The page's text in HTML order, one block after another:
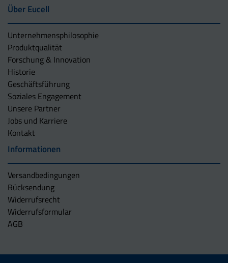
Über Eucell
Unternehmens­philosophie
Produktqualität
Forschung & Innovation
Historie
Geschäftsführung
Soziales Engagement
Unsere Partner
Jobs und Karriere
Kontakt
Informationen
Versandbedingungen
Rücksendung
Widerrufsrecht
Widerrufsformular
AGB